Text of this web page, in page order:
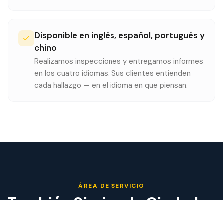
Disponible en inglés, español, portugués y
chino
Realizamos inspecciones y entregamos informes
en los cuatro idiomas. Sus clientes entienden
cada hallazgo — en el idioma en que piensan.
ÁREA DE SERVICIO